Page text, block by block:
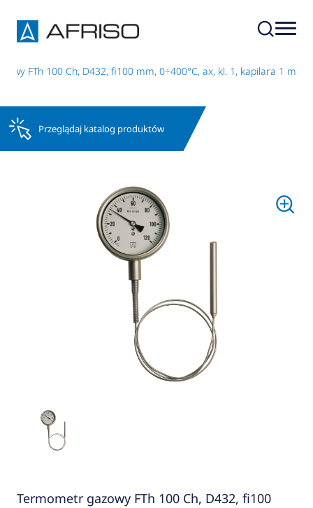
FTh 100 Ch, D432, fi100 mm, 0÷400°C, ax, kl. 1, kapilara 1 m
Przeglądaj katalog produktów
Termometr gazowy FTh 100 Ch, D432, fi100